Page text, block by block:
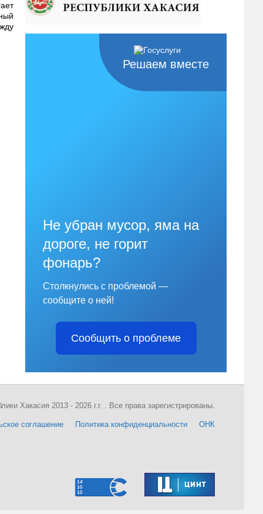
Решаем вместе
Не убран мусор, яма на
дороге, не горит
фонарь?
Столкнулись с проблемой —
сообщите о ней!
Сообщить о проблеме
соглашение Политика конфиденциальности ОНК
Хакасия 2013 - 2026 г.г. . Все права зарегистрированы.